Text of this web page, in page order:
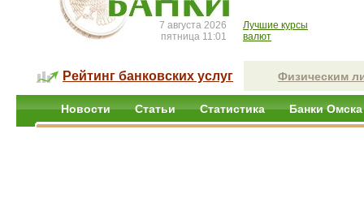
7 августа 2026
пятница 11:01
Лучшие курсы
валют
Рейтинг банковских услуг Физическим
Новости Статьи Статистика Банки Омска